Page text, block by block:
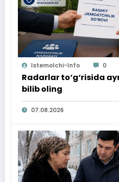
Istemolchi-Info 0
Radarlar to‘g‘risida
bilib oling
07.08.2026